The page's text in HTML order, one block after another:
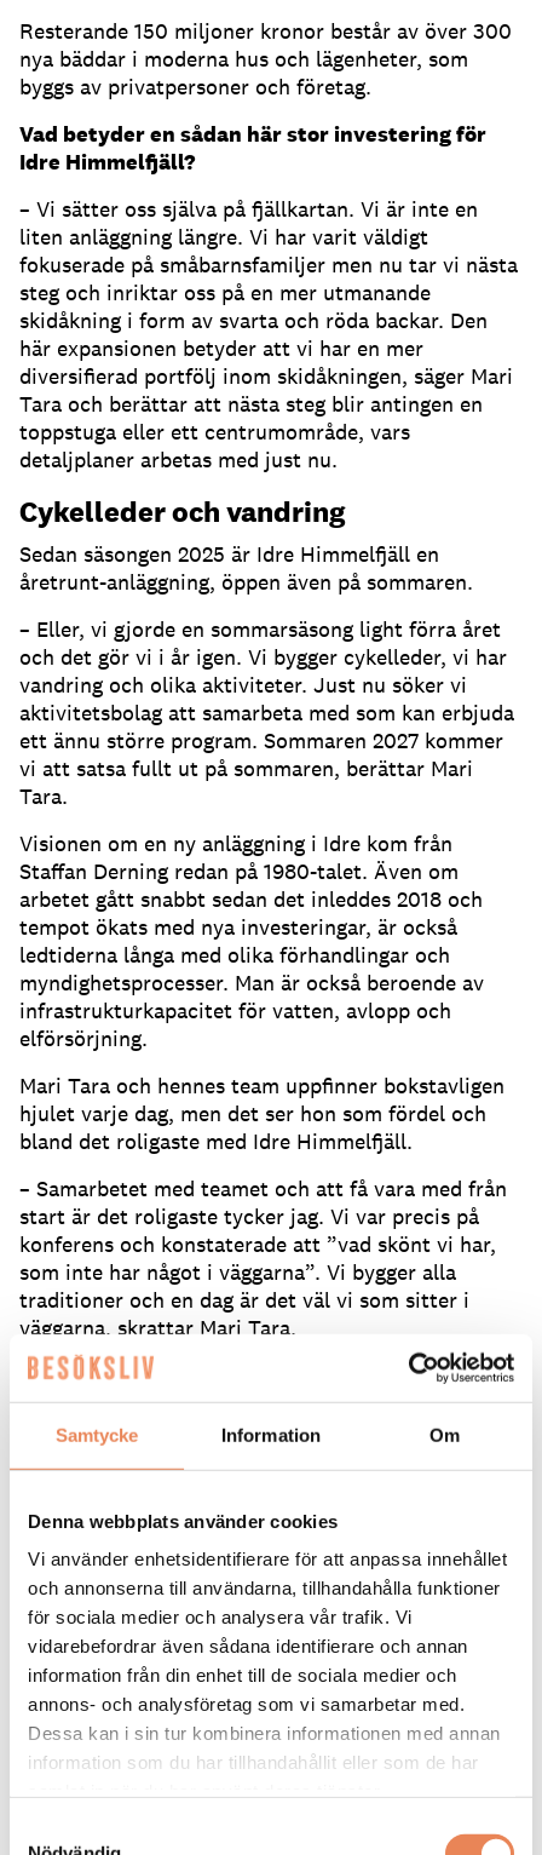
Samtycke Information Om
Denna webbplats använder cookies
Vi använder enhetsidentifierare för att anpassa innehållet
och annonserna till användarna, tillhandahålla funktioner
för sociala medier och analysera vår trafik. Vi
vidarebefordrar även sådana identifierare och annan
information från din enhet till de sociala medier och
annons- och analysföretag som vi samarbetar med.
Dessa kan i sin tur kombinera informationen med annan
information som du har tillhandahållit eller som de har
Resterande 150 miljoner kronor består av över 300
nya bäddar i moderna hus och lägenheter, som
byggs av privatpersoner och företag.
Vad betyder en sådan här stor investering för
Idre Himmelfjäll?
– Vi sätter oss själva på fjällkartan. Vi är inte en
liten anläggning längre. Vi har varit väldigt
fokuserade på småbarnsfamiljer men nu tar vi nästa
steg och inriktar oss på en mer utmanande
skidåkning i form av svarta och röda backar. Den
här expansionen betyder att vi har en mer
diversifierad portfölj inom skidåkningen, säger Mari
Tara och berättar att nästa steg blir antingen en
toppstuga eller ett centrumområde, vars
detaljplaner arbetas med just nu.
Cykelleder och vandring
Sedan säsongen 2025 är Idre Himmelfjäll en
åretrunt-anläggning, öppen även på sommaren.
– Eller, vi gjorde en sommarsäsong light förra året
och det gör vi i år igen. Vi bygger cykelleder, vi har
vandring och olika aktiviteter. Just nu söker vi
aktivitetsbolag att samarbeta med som kan erbjuda
ett ännu större program. Sommaren 2027 kommer
vi att satsa fullt ut på sommaren, berättar Mari
Tara.
Visionen om en ny anläggning i Idre kom från
Staffan Derning redan på 1980-talet. Även om
arbetet gått snabbt sedan det inleddes 2018 och
tempot ökats med nya investeringar, är också
ledtiderna långa med olika förhandlingar och
myndighetsprocesser. Man är också beroende av
infrastrukturkapacitet för vatten, avlopp och
elförsörjning.
Mari Tara och hennes team uppfinner bokstavligen
hjulet varje dag, men det ser hon som fördel och
bland det roligaste med Idre Himmelfjäll.
– Samarbetet med teamet och att få vara med från
start är det roligaste tycker jag. Vi var precis på
konferens och konstaterade att ”vad skönt vi har,
som inte har något i väggarna”. Vi bygger alla
traditioner och en dag är det väl vi som sitter i
väggarna, skrattar Mari Tara.
Text: Henrik Emilsson
Dela artikeln:
Skidområdet SYD